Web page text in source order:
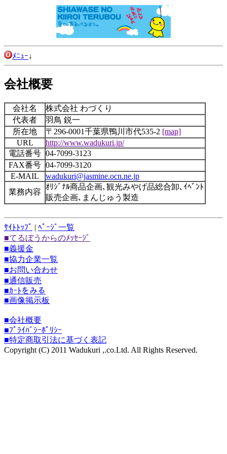
ﾒﾆｭｰ↓
会社概要
会社名
株式会社 わづくり
代表者
羽鳥 鋭一
所在地
〒296-0001千葉県鴨川市代535-2 [map]
URL
http://www.wadukuri.jp/
電話番号 04-7099-3123
FAX番号 04-7099-3120
E-MAIL
wadukuri@jasmine.ocn.ne.jp
業務内容
ｵﾘｼﾞﾅﾙ商品企画､観光みやげ品総合卸､ｲﾍﾞﾝﾄ
販売企画､まんじゅう製造
ｻｲﾄﾄｯﾌﾟ | ﾍﾟｰｼﾞ一覧
■てるぼうからのﾒｯｾｰｼﾞ
■義援金
■協力企業一覧
■お問い合わせ
■通信販売
■ｶｰﾄをみる
■画像掲示板
■会社概要
■ﾌﾟﾗｲﾊﾞｼｰﾎﾟﾘｼｰ
■特定商取引法に基づく表記
Copyright (C) 2011 Wadukuri ,.co.Ltd. All Rights Reserved.